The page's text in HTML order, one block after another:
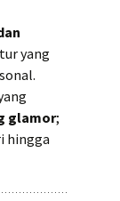
yang
glamor;
hingga